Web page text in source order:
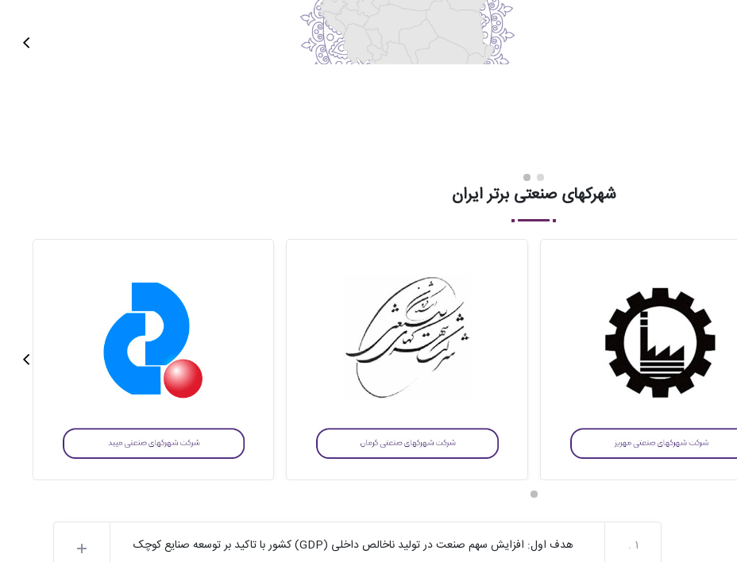
شهرکهای صنعتی برتر ایران
1 . هدف اول: افزایش سهم صنعت در تولید ناخالص داخلی (GDP) کشور با تاکید بر توسعه صنایع کوچک